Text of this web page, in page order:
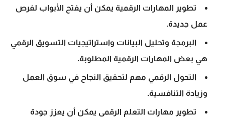
تطوير المهارات الرقمية يمكن أن يفتح الأبواب لفرص
عمل جديدة.
البرمجة وتحليل البيانات واستراتيجيات التسويق الرقمي
هي بعض المهارات الرقمية المطلوبة.
التحول الرقمي مهم لتحقيق النجاح في سوق العمل
وزيادة التنافسية.
تطوير مهارات التعلم الرقمي يمكن أن يعزز جودة